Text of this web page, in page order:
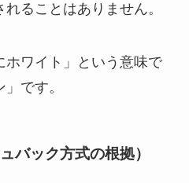
ることはありません。
ホワイト」という意味で
です。
バック方式の根拠）